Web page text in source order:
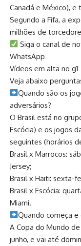
Canadá e México), e
Segundo a Fifa, a
milhões de
Siga o canal de
WhatsApp
Vídeos em alta no g1
Veja abaixo
​Quando são os
adversários?
O Brasil está no
Escócia) e os jogos
seguintes (horários
Brasil x Marrocos:
Jersey;
Brasil x Haiti: sexta-
Brasil x Escócia:
Miami.
​Quando começa e
A Copa do Mundo
junho, e vai até